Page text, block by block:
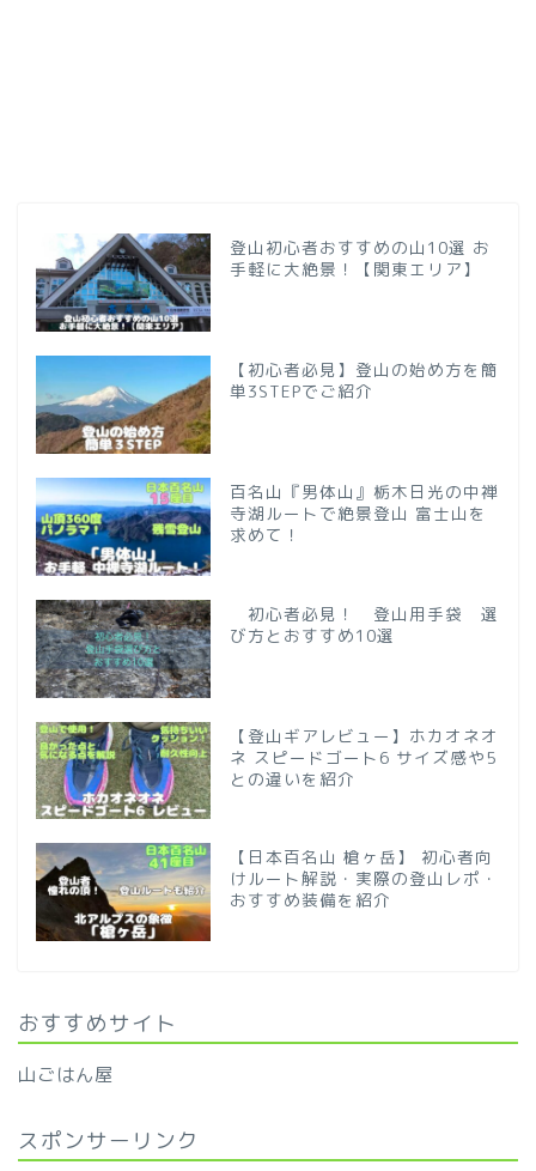
登山初心者おすすめの山10選 お
手軽に大絶景！【関東エリア】
【初心者必見】登山の始め方を簡
単3STEPでご紹介
百名山『男体山』栃木日光の中禅
寺湖ルートで絶景登山 富士山を
求めて！
初心者必見！ 登山用手袋 選
び方とおすすめ10選
【登山ギアレビュー】ホカオネオ
ネ スピードゴート6 サイズ感や5
との違いを紹介
【日本百名山 槍ヶ岳】 初心者向
けルート解説・実際の登山レポ・
おすすめ装備を紹介
おすすめサイト
山ごはん屋
スポンサーリンク